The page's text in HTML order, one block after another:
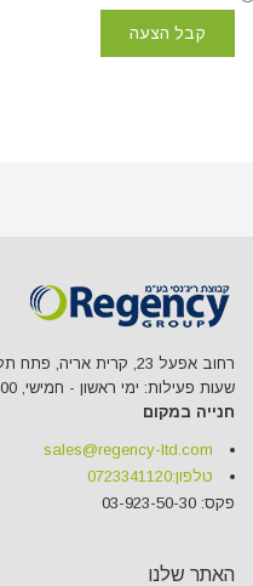
רחוב אפעל 23, קרית אריה, פתח תקווה
שעות פעילות: ימי ראשון - חמישי, 8:00-17:00
חנייה במקום
sales@regency-ltd.com
טלפון:0723341120
פקס: 03-923-50-30
האתר שלנו